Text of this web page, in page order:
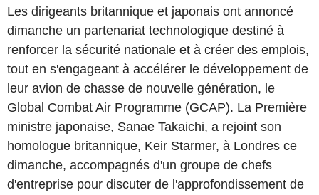
Les dirigeants britannique et japonais ont annoncé
dimanche un partenariat technologique destiné à
renforcer la sécurité nationale et à créer des emplois,
tout en s'engageant à accélérer le développement de
leur avion de chasse de nouvelle génération, le
Global Combat Air Programme (GCAP). La Première
ministre japonaise, Sanae Takaichi, a rejoint son
homologue britannique, Keir Starmer, à Londres ce
dimanche, accompagnés d'un groupe de chefs
d'entreprise pour discuter de l'approfondissement de